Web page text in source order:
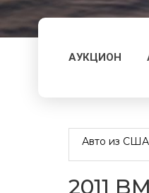
АУКЦИОН
Авто из США
2011